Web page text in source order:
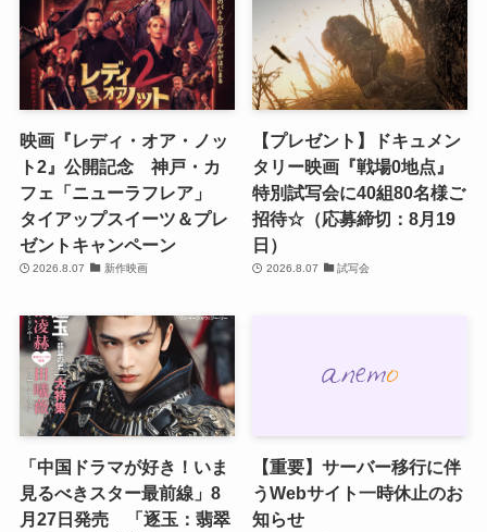
映画『レディ・オア・ノッ
ト2』公開記念 神戸・カ
フェ「ニューラフレア」
タイアップスイーツ＆プレ
ゼントキャンペーン
2026.8.07 新作映画
【プレゼント】ドキュメン
タリー映画『戦場0地点』
特別試写会に40組80名様ご
招待☆（応募締切：8月19
日）
2026.8.07 試写会
「中国ドラマが好き！いま
見るべきスター最前線」8
月27日発売 「逐玉：翡翠
【重要】サーバー移行に伴
うWebサイト一時休止のお
知らせ